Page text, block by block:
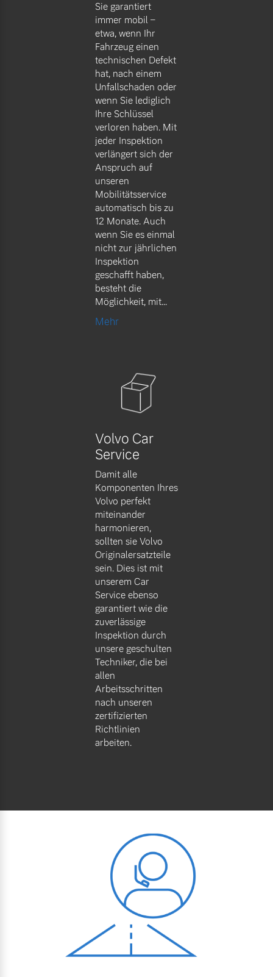
Sie garantiert
immer mobil –
etwa, wenn Ihr
Fahrzeug einen
technischen Defekt
hat, nach einem
Unfallschaden oder
wenn Sie lediglich
Ihre Schlüssel
verloren haben. Mit
jeder Inspektion
verlängert sich der
Anspruch auf
unseren
Mobilitätsservice
automatisch bis zu
12 Monate. Auch
wenn Sie es einmal
nicht zur jährlichen
Inspektion
geschafft haben,
besteht die
Möglichkeit, mit...
Mehr
Volvo Car
Service
Damit alle
Komponenten Ihres
Volvo perfekt
miteinander
harmonieren,
sollten sie Volvo
Originalersatzteile
sein. Dies ist mit
unserem Car
Service ebenso
garantiert wie die
zuverlässige
Inspektion durch
unsere geschulten
Techniker, die bei
allen
Arbeitsschritten
nach unseren
zertifizierten
Richtlinien
arbeiten.